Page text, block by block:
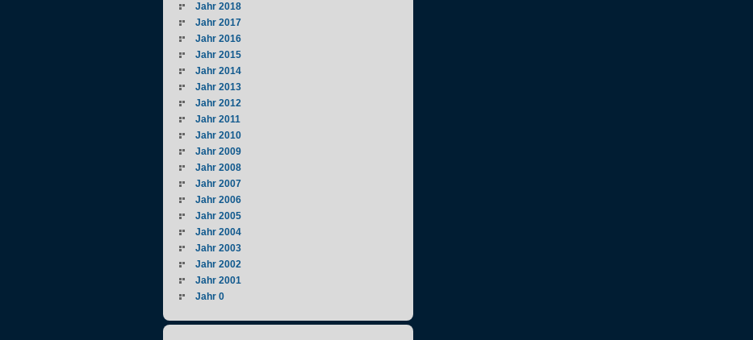
Jahr 2018
Jahr 2017
Jahr 2016
Jahr 2015
Jahr 2014
Jahr 2013
Jahr 2012
Jahr 2011
Jahr 2010
Jahr 2009
Jahr 2008
Jahr 2007
Jahr 2006
Jahr 2005
Jahr 2004
Jahr 2003
Jahr 2002
Jahr 2001
Jahr 0